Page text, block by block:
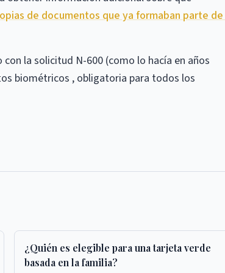
de documentos que ya formaban parte
la solicitud N-600 (como lo hacía en años
biométricos , obligatoria para todos los
¿Quién es elegible para una tarjeta verde
basada en la familia?